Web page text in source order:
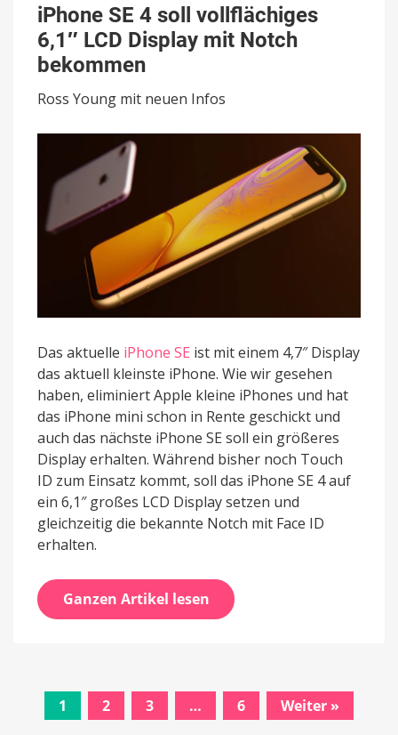
SE
4
soll
vollflächiges
6,1″
LCD
Display
Notch
bekommen
iPhone SE 4 soll vollflächiges
6,1″ LCD Display mit Notch
bekommen
Ross Young mit neuen Infos
Das aktuelle iPhone SE ist mit einem 4,7″ Display
das aktuell kleinste iPhone. Wie wir gesehen
haben, eliminiert Apple kleine iPhones und hat
das iPhone mini schon in Rente geschickt und
auch das nächste iPhone SE soll ein größeres
Display erhalten. Während bisher noch Touch
ID zum Einsatz kommt, soll das iPhone SE 4 auf
ein 6,1″ großes LCD Display setzen und
gleichzeitig die bekannte Notch mit Face ID
erhalten.
Ganzen Artikel lesen
1 2 3 … 6 Weiter »